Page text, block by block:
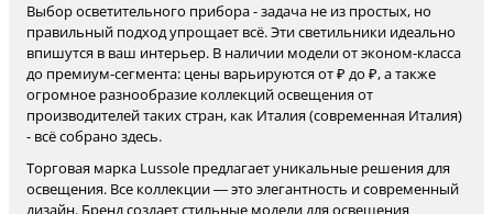
Выбор осветительного прибора - задача не из простых, но
правильный подход упрощает всё. Эти светильники идеально
впишутся в ваш интерьер. В наличии модели от эконом-класса
до премиум-сегмента: цены варьируются от ₽ до ₽, а также
огромное разнообразие коллекций освещения от
производителей таких стран, как Италия (современная Италия)
- всё собрано здесь.
Торговая марка Lussole предлагает уникальные решения для
освещения. Все коллекции — это элегантность и современный
дизайн. Бренд создает стильные модели для освещения